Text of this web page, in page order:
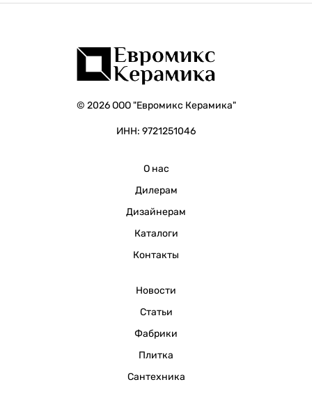
© 2026 ООО "Евромикс Керамика"
ИНН: 9721251046
О нас
Дилерам
Дизайнерам
Каталоги
Контакты
Новости
Статьи
Фабрики
Плитка
Сантехника